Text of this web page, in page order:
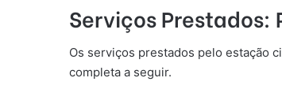
Serviços
Os serviços prestados pelo estação
completa a seguir.